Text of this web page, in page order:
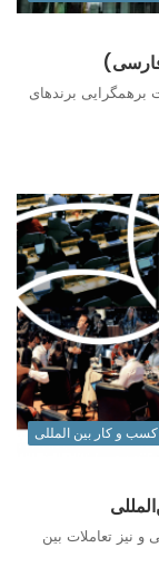
فارسی)
برهمگرایی برندهای
کسب و کار بین المللی
و نیز تعاملات بین